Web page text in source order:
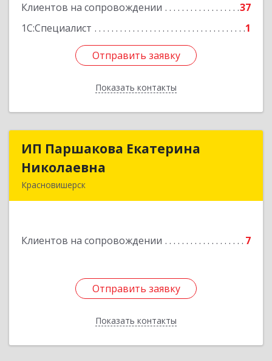
Клиентов на сопровождении
37
1С:Специалист
1
Отправить заявку
Показать контакты
Отправить заявку
Назад
ИП Паршакова Екатерина
Николаевна
Красновишерск
Клиентов на сопровождении 7
Отправить заявку
Показать контакты
ИП Паршакова Екатерина
Подробнее
Отправить заявку
Назад